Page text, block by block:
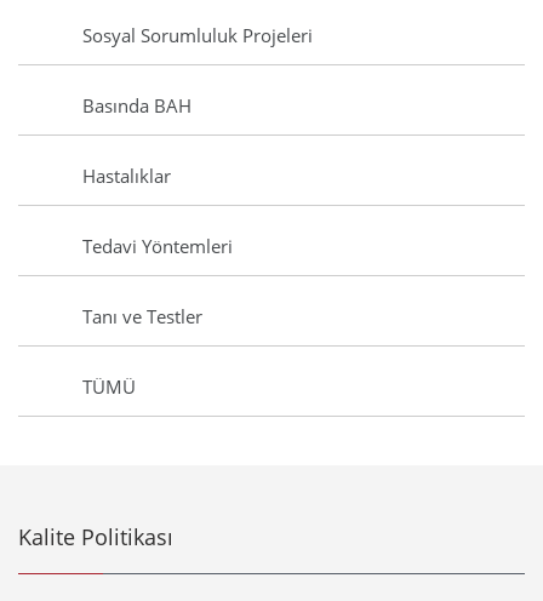
Sosyal Sorumluluk Projeleri
Basında BAH
Hastalıklar
Tedavi Yöntemleri
Tanı ve Testler
TÜMÜ
Kalite Politikası